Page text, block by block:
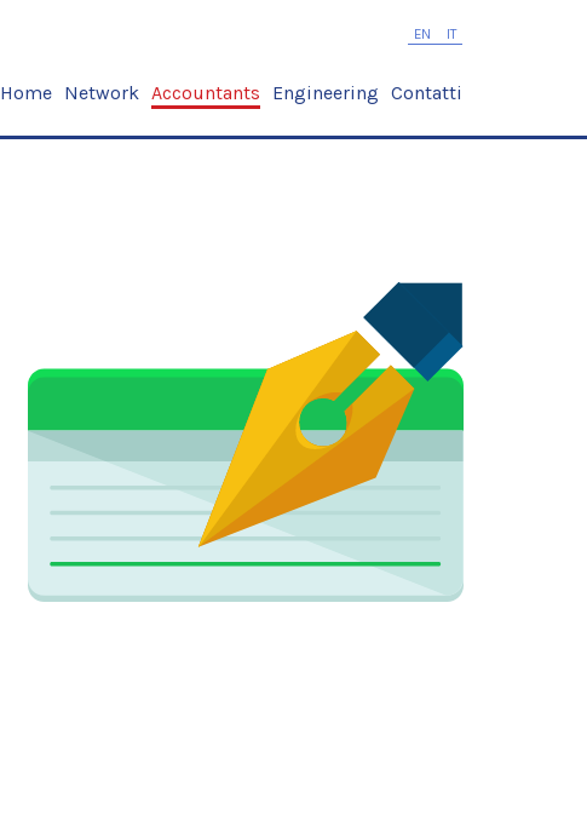
EN IT
Home Network Accountants Engineering Contatti